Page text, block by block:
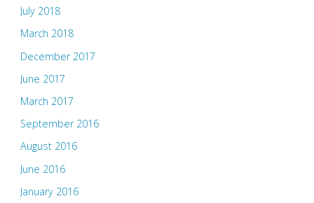
July 2018
March 2018
December 2017
June 2017
March 2017
September 2016
August 2016
June 2016
January 2016